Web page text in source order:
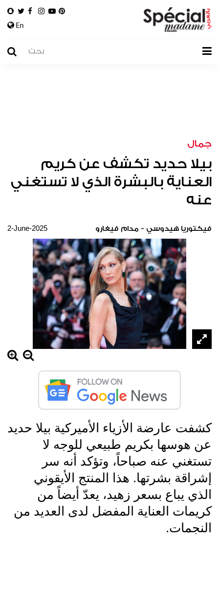
En
جمال
بيلا حديد تكشف عن كريم
العناية بالبشرة الذي لا تستغني
عنه
فيكتوريا هيدوسي - مدام فيغارو 2-June-2025
كشفت عارضة الأزياء الأميركية بيلا حديد
عن هوسها بكريم طبيعي للوجه لا
تستغني عنه صباحاً، وتؤكد أنه سر
إشراقة بشرتها. هذا المنتج الأيقوني
الذي يباع بسعر زهيد، يعدّ أيضاً من
كريمات العناية المفضل لدى العديد من
النجمات.